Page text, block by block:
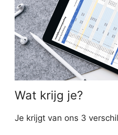
Wat krijg je?
Je krijgt van ons 3